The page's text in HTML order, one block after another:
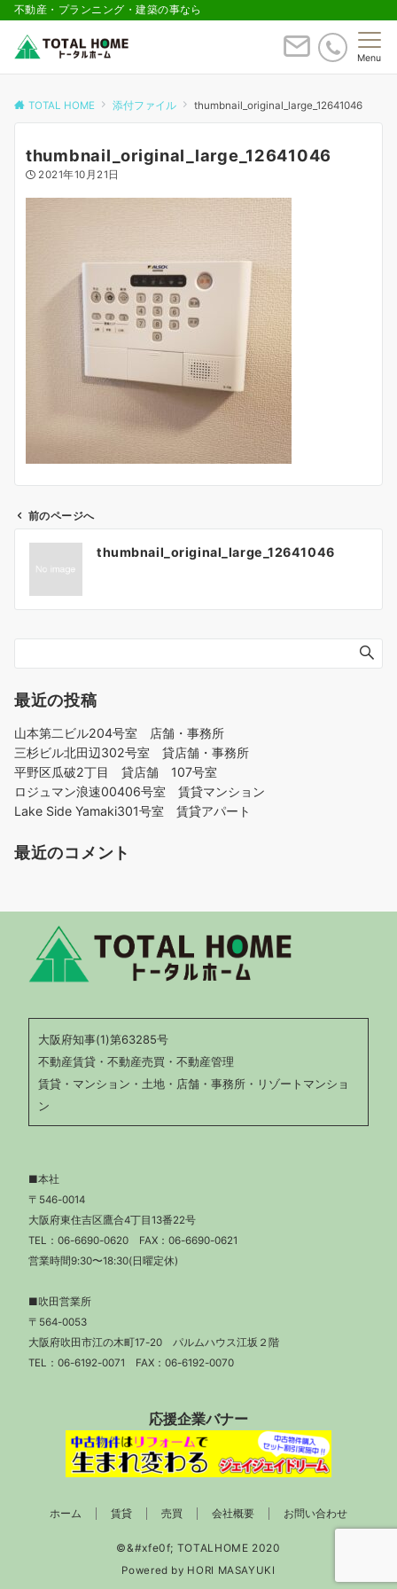
不動産・プランニング・建築の事なら
Menu
TOTAL HOME 添付ファイル thumbnail_original_large_12641046
thumbnail_original_large_12641046
2021年10月21日
シ
ョ
前のページへ
thumbnail_original_large_12641046
最近の投稿
山本第二ビル204号室 店舗・事務所
三杉ビル北田辺302号室 貸店舗・事務所
平野区瓜破2丁目 貸店舗 107号室
ロジュマン浪速00406号室 賃貸マンション
Lake Side Yamaki301号室 賃貸アパート
最近のコメント
大阪府知事(1)第63285号
不動産賃貸・不動産売買・不動産管理
賃貸・マンション・土地・店舗・事務所・リゾートマンショ
ン
■本社
〒546-0014
大阪府東住吉区鷹合4丁目13番22号
TEL： 06-6690-0620 FAX：06-6690-0621
営業時間9:30〜18:30(日曜定休)
■吹田営業所
〒564-0053
大阪府吹田市江の木町17-20 パルムハウス江坂２階
TEL： 06-6192-0071 FAX：06-6192-0070
応援企業バナー
ホーム 賃貸 売買 会社概要 お問い合わせ
Powered by